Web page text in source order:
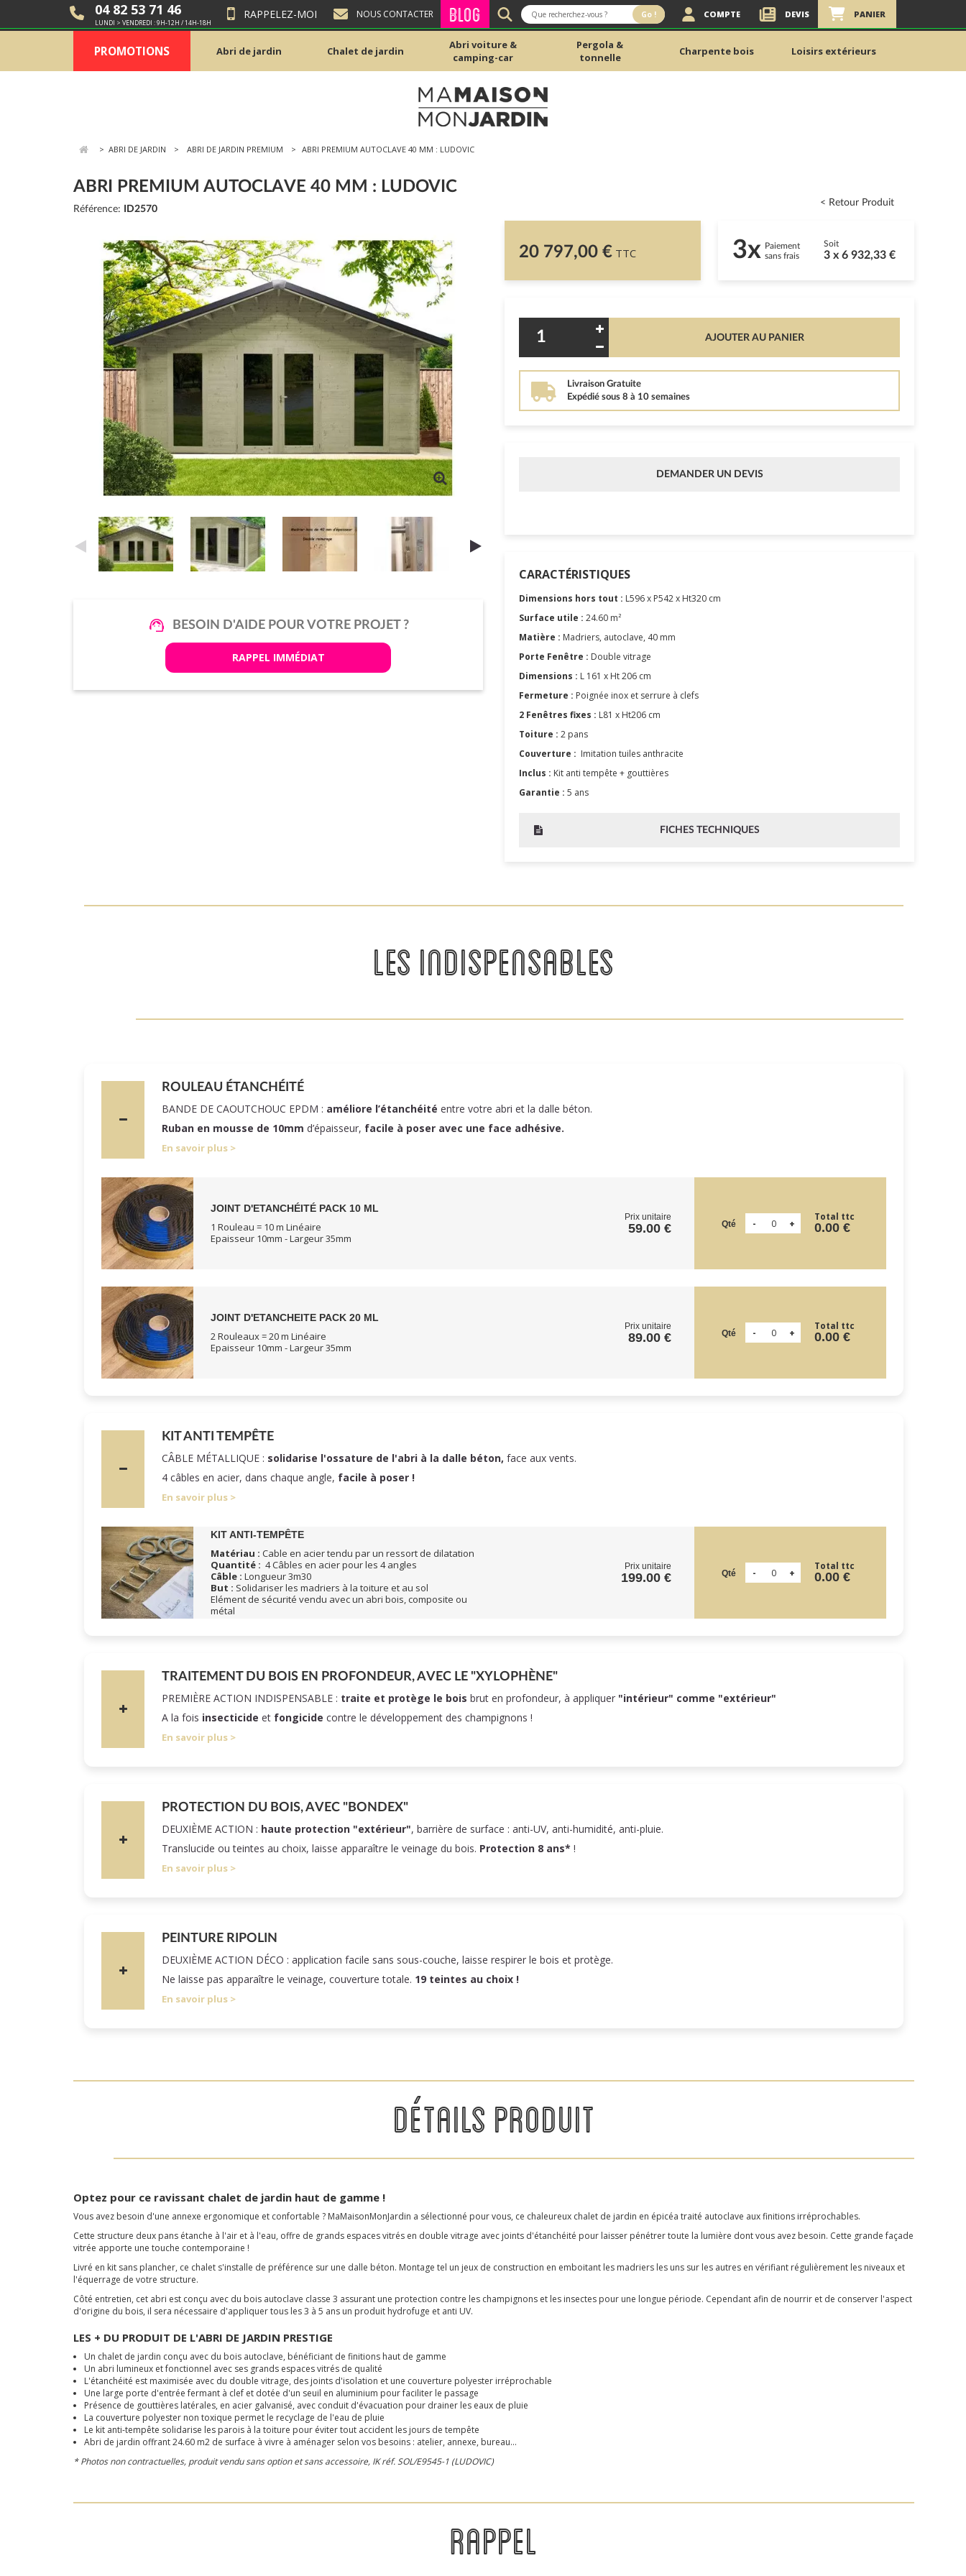
04 82 53 71 46
LUNDI > VENDREDI : 9H-12H / 14H-18H
RAPPELEZ-MOI NOUS CONTACTER BLOG Go ! COMPTE DEVIS PANIER
PROMOTIONS Abri de jardin Chalet de jardin
Abri voiture &
camping-car
Pergola &
tonnelle
Charpente bois Loisirs extérieurs
> ABRI DE JARDIN ABRI DE JARDIN PREMIUM ABRI PREMIUM AUTOCLAVE 40 MM : LUDOVIC
< Retour Produit
ABRI PREMIUM AUTOCLAVE 40 MM : LUDOVIC
Référence: ID2570
BESOIN D'AIDE POUR VOTRE PROJET ?
RAPPEL IMMÉDIAT
20 797,00 € TTC 3x Paiement
sans frais
Soit
3 x 6 932,33 €
AJOUTER AU PANIER
Livraison Gratuite
Expédié sous 8 à 10 semaines
DEMANDER UN DEVIS
CARACTÉRISTIQUES
Dimensions hors tout : L596 x P542 x Ht320 cm
Surface utile : 24.60 m²
Matière : Madriers, autoclave, 40 mm
Porte Fenêtre : Double vitrage
Dimensions : L 161 x Ht 206 cm
Fermeture : Poignée inox et serrure à clefs
2 Fenêtres fixes : L81 x Ht206 cm
Toiture : 2 pans
Couverture : Imitation tuiles anthracite
Inclus : Kit anti tempête + gouttières
Garantie : 5 ans
FICHES TECHNIQUES
LES INDISPENSABLES
ROULEAU ÉTANCHÉITÉ
BANDE DE CAOUTCHOUC EPDM : améliore l’étanchéité entre votre abri et la dalle béton.
Ruban en mousse de 10mm d’épaisseur, facile à poser avec une face adhésive.
En savoir plus
JOINT D'ETANCHÉITÉ PACK 10 ML
1 Rouleau = 10 m Linéaire
Epaisseur 10mm - Largeur 35mm
Prix unitaire
59.00 € Qté
Total ttc
0.00 €
JOINT D'ETANCHEITE PACK 20 ML
2 Rouleaux = 20 m Linéaire
Epaisseur 10mm - Largeur 35mm
Prix unitaire
89.00 € Qté
Total ttc
0.00 €
KIT ANTI TEMPÊTE
CÂBLE MÉTALLIQUE : solidarise l'ossature de l'abri à la dalle béton, face aux vents.
4 câbles en acier, dans chaque angle, facile à poser !
En savoir plus
KIT ANTI-TEMPÊTE
Matériau : Cable en acier tendu par un ressort de dilatation
Quantité : 4 Câbles en acier pour les 4 angles
Câble : Longueur 3m30
But : Solidariser les madriers à la toiture et au sol
Elément de sécurité vendu avec un abri bois, composite ou
métal
Prix unitaire
199.00 € Qté
Total ttc
0.00 €
TRAITEMENT DU BOIS EN PROFONDEUR, AVEC LE "XYLOPHÈNE"
PREMIÈRE ACTION INDISPENSABLE : traite et protège le bois brut en profondeur, à appliquer "intérieur" comme "extérieur"
A la fois insecticide et fongicide contre le développement des champignons !
En savoir plus
PROTECTION DU BOIS, AVEC "BONDEX"
DEUXIÈME ACTION : haute protection "extérieur", barrière de surface : anti-UV, anti-humidité, anti-pluie.
Translucide ou teintes au choix, laisse apparaître le veinage du bois. Protection 8 ans* !
En savoir plus
PEINTURE RIPOLIN
DEUXIÈME ACTION DÉCO : application facile sans sous-couche, laisse respirer le bois et protège.
Ne laisse pas apparaître le veinage, couverture totale. 19 teintes au choix !
En savoir plus
DÉTAILS PRODUIT
Optez pour ce ravissant chalet de jardin haut de gamme !
Vous avez besoin d'une annexe ergonomique et confortable ? MaMaisonMonJardin a sélectionné pour vous, ce chaleureux chalet de jardin en épicéa traité autoclave aux finitions irréprochables.
Cette structure deux pans étanche à l'air et à l'eau, offre de grands espaces vitrés en double vitrage avec joints d'étanchéité pour laisser pénétrer toute la lumière dont vous avez besoin. Cette grande façade
vitrée apporte une touche contemporaine !
Livré en kit sans plancher, ce chalet s'installe de préférence sur une dalle béton. Montage tel un jeux de construction en emboitant les madriers les uns sur les autres en vérifiant régulièrement les niveaux et
l'équerrage de votre structure.
Côté entretien, cet abri est conçu avec du bois autoclave classe 3 assurant une protection contre les champignons et les insectes pour une longue période. Cependant afin de nourrir et de conserver l'aspect
d'origine du bois, il sera nécessaire d'appliquer tous les 3 à 5 ans un produit hydrofuge et anti UV.
LES + DU PRODUIT DE L'ABRI DE JARDIN PRESTIGE
Un chalet de jardin conçu avec du bois autoclave, bénéficiant de finitions haut de gamme
Un abri lumineux et fonctionnel avec ses grands espaces vitrés de qualité
L'étanchéité est maximisée avec du double vitrage, des joints d'isolation et une couverture polyester irréprochable
Une large porte d'entrée fermant à clef et dotée d'un seuil en aluminium pour faciliter le passage
Présence de gouttières latérales, en acier galvanisé, avec conduit d'évacuation pour drainer les eaux de pluie
La couverture polyester non toxique permet le recyclage de l'eau de pluie
Le kit anti-tempête solidarise les parois à la toiture pour éviter tout accident les jours de tempête
Abri de jardin offrant 24.60 m2 de surface à vivre à aménager selon vos besoins : atelier, annexe, bureau...
* Photos non contractuelles, produit vendu sans option et sans accessoire, IK réf. SOL/E9545-1 (LUDOVIC)
RAPPEL